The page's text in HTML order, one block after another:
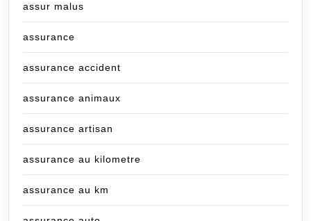
assur malus
assurance
assurance accident
assurance animaux
assurance artisan
assurance au kilometre
assurance au km